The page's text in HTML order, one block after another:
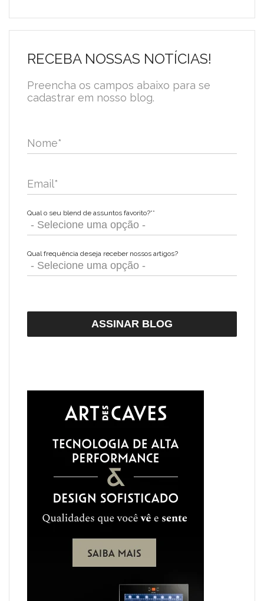
RECEBA NOSSAS NOTÍCIAS!
Preencha os campos abaixo para se
cadastrar em nosso blog.
Nome*
Email*
Qual o seu blend de assuntos favorito?**
Qual frequência deseja receber nossos artigos?